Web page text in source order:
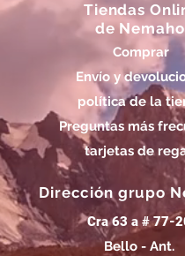
Tiendas
de
Comprar
Envío y
política de la
Preguntas más
tarjetas de
Dirección grupo
Cra 63 a # 77-
Bello - Ant.